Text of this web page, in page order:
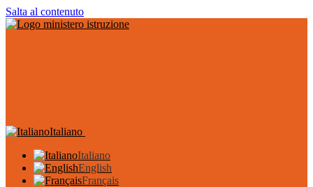
Salta al contenuto
Italiano
Italiano
English
Français